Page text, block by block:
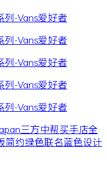
三方中帮买手店全
简约绿色联名蓝色设计